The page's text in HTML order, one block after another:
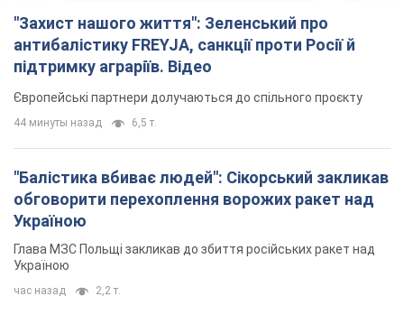
"Захист нашого життя": Зеленський про
антибалістику FREYJA, санкції проти Росії й
підтримку аграріїв. Відео
Європейські партнери долучаються до спільного проєкту
44 минуты назад 6,5 т.
"Балістика вбиває людей": Сікорський закликав
обговорити перехоплення ворожих ракет над
Україною
Глава МЗС Польщі закликав до збиття російських ракет над
Україною
час назад 2,2 т.